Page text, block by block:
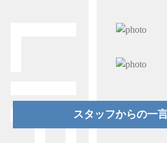
スタッフからの一